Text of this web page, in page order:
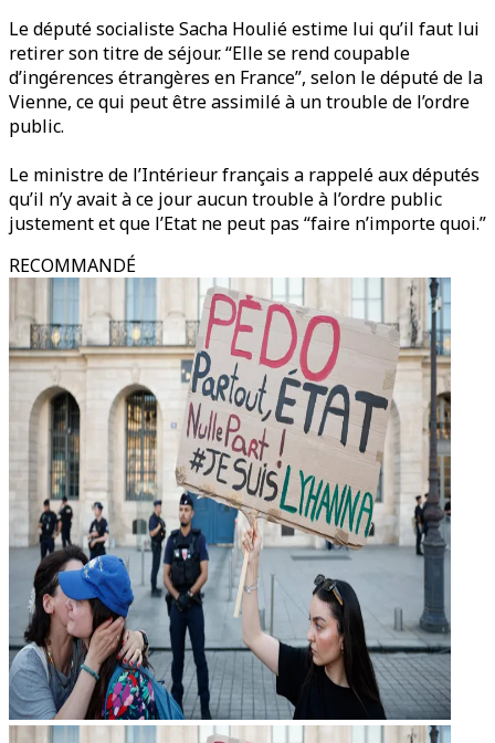
Le député socialiste Sacha Houlié estime lui qu’il faut lui
retirer son titre de séjour. “Elle se rend coupable
d’ingérences étrangères en France”, selon le député de la
Vienne, ce qui peut être assimilé à un trouble de l’ordre
public.
Le ministre de l’Intérieur français a rappelé aux députés
qu’il n’y avait à ce jour aucun trouble à l’ordre public
justement et que l’Etat ne peut pas “faire n’importe quoi.”
RECOMMANDÉ